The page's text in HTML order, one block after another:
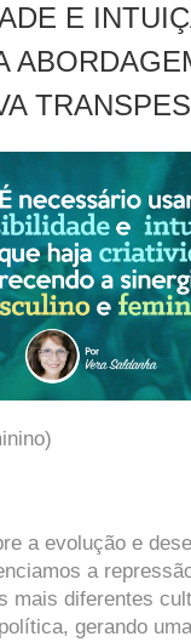
E
a evolução e
a
mais diferentes
gerando